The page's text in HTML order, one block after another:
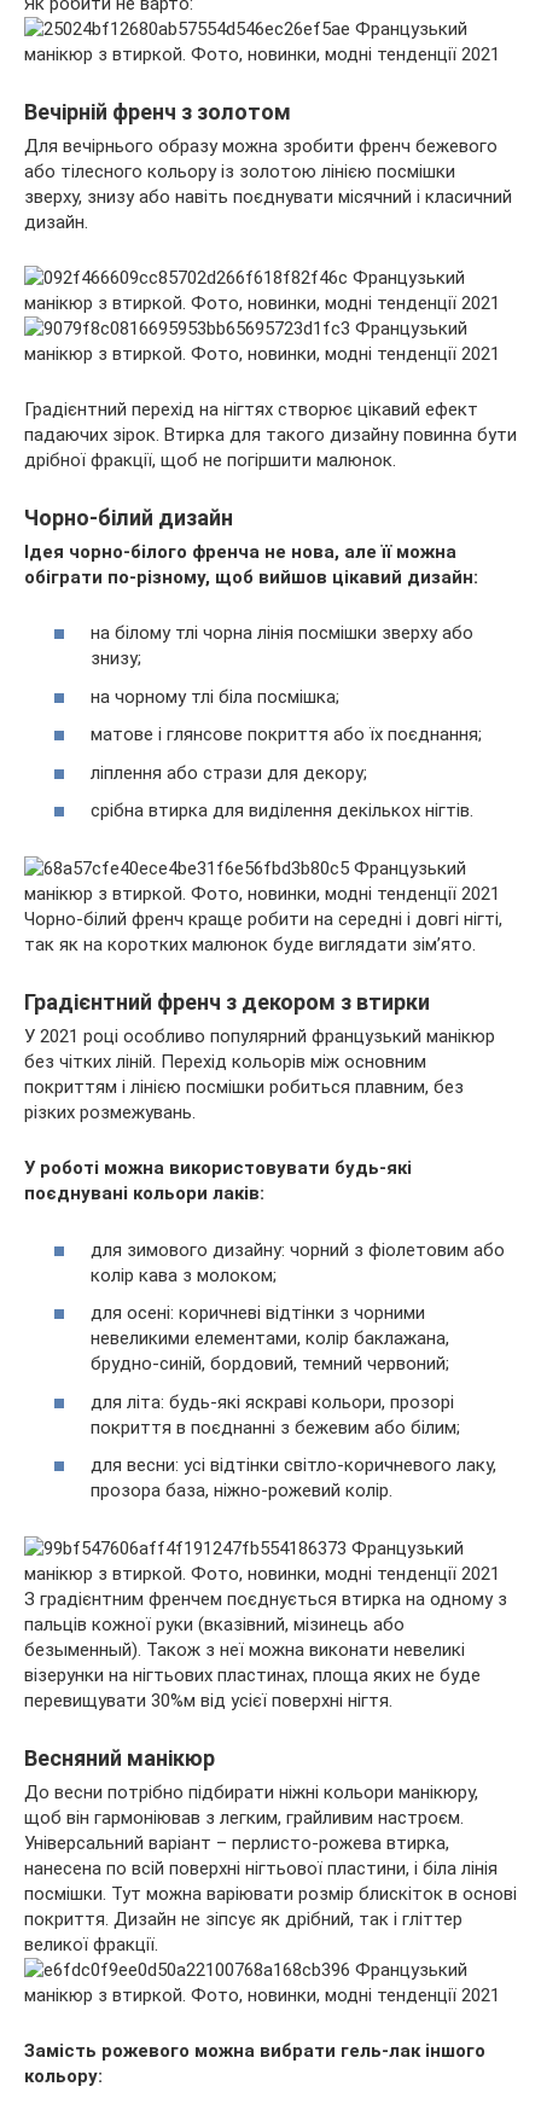
Вечірній френч з золотом
Для вечірнього образу можна зробити френч бежевого
або тілесного кольору із золотою лінією посмішки
зверху, знизу або навіть поєднувати місячний і класичний
дизайн.
Градієнтний перехід на нігтях створює цікавий ефект
падаючих зірок. Втирка для такого дизайну повинна бути
дрібної фракції, щоб не погіршити малюнок.
Чорно-білий дизайн
Ідея чорно-білого френча не нова, але її можна
обіграти по-різному, щоб вийшов цікавий дизайн:
на білому тлі чорна лінія посмішки зверху або
знизу;
на чорному тлі біла посмішка;
матове і глянсове покриття або їх поєднання;
ліплення або стрази для декору;
срібна втирка для виділення декількох нігтів.
Чорно-білий френч краще робити на середні і довгі нігті,
так як на коротких малюнок буде виглядати зім’ято.
Градієнтний френч з декором з втирки
У 2021 році особливо популярний французький манікюр
без чітких ліній. Перехід кольорів між основним
покриттям і лінією посмішки робиться плавним, без
різких розмежувань.
У роботі можна використовувати будь-які
поєднувані кольори лаків:
для зимового дизайну: чорний з фіолетовим або
колір кава з молоком;
для осені: коричневі відтінки з чорними
невеликими елементами, колір баклажана,
брудно-синій, бордовий, темний червоний;
для літа: будь-які яскраві кольори, прозорі
покриття в поєднанні з бежевим або білим;
для весни: усі відтінки світло-коричневого лаку,
прозора база, ніжно-рожевий колір.
З градієнтним френчем поєднується втирка на одному з
пальців кожної руки (вказівний, мізинець або
безыменный). Також з неї можна виконати невеликі
візерунки на нігтьових пластинах, площа яких не буде
перевищувати 30%м від усієї поверхні нігтя.
Весняний манікюр
До весни потрібно підбирати ніжні кольори манікюру,
щоб він гармоніював з легким, грайливим настроєм.
Універсальний варіант – перлисто-рожева втирка,
нанесена по всій поверхні нігтьової пластини, і біла лінія
посмішки. Тут можна варіювати розмір блискіток в основі
покриття. Дизайн не зіпсує як дрібний, так і гліттер
великої фракції.
Замість рожевого можна вибрати гель-лак іншого
кольору: